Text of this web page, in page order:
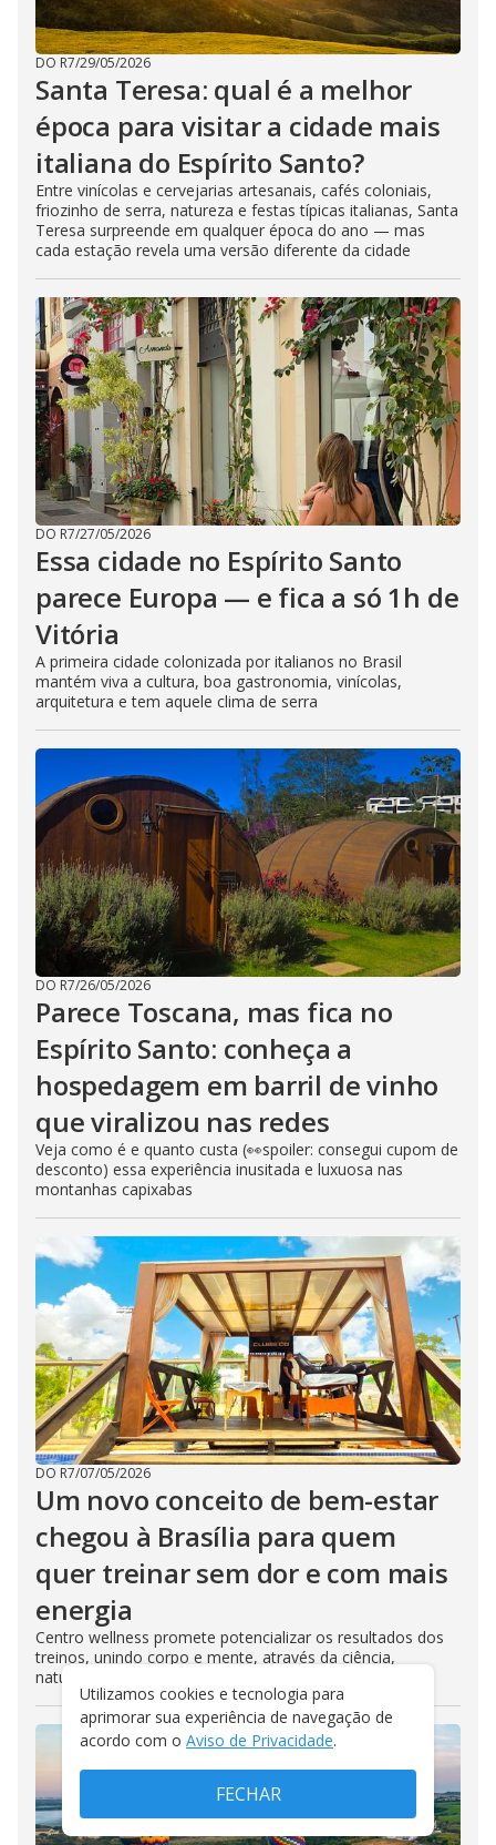
DO R7/29/05/2026
Santa Teresa: qual é a melhor
época para visitar a cidade mais
italiana do Espírito Santo?
Entre vinícolas e cervejarias artesanais, cafés coloniais,
friozinho de serra, natureza e festas típicas italianas, Santa
Teresa surpreende em qualquer época do ano — mas
cada estação revela uma versão diferente da cidade
DO R7/27/05/2026
Essa cidade no Espírito Santo
parece Europa — e fica a só 1h de
Vitória
A primeira cidade colonizada por italianos no Brasil
mantém viva a cultura, boa gastronomia, vinícolas,
arquitetura e tem aquele clima de serra
DO R7/26/05/2026
Parece Toscana, mas fica no
Espírito Santo: conheça a
hospedagem em barril de vinho
que viralizou nas redes
Veja como é e quanto custa (👀spoiler: consegui cupom de
desconto) essa experiência inusitada e luxuosa nas
montanhas capixabas
DO R7/07/05/2026
Um novo conceito de bem-estar
chegou à Brasília para quem
quer treinar sem dor e com mais
energia
Centro wellness promete potencializar os resultados dos
treinos, unindo corpo e mente, através da ciência,
natureza e alta performance
Utilizamos cookies e tecnologia para
aprimorar sua experiência de navegação de
acordo com o Aviso de Privacidade.
FECHAR